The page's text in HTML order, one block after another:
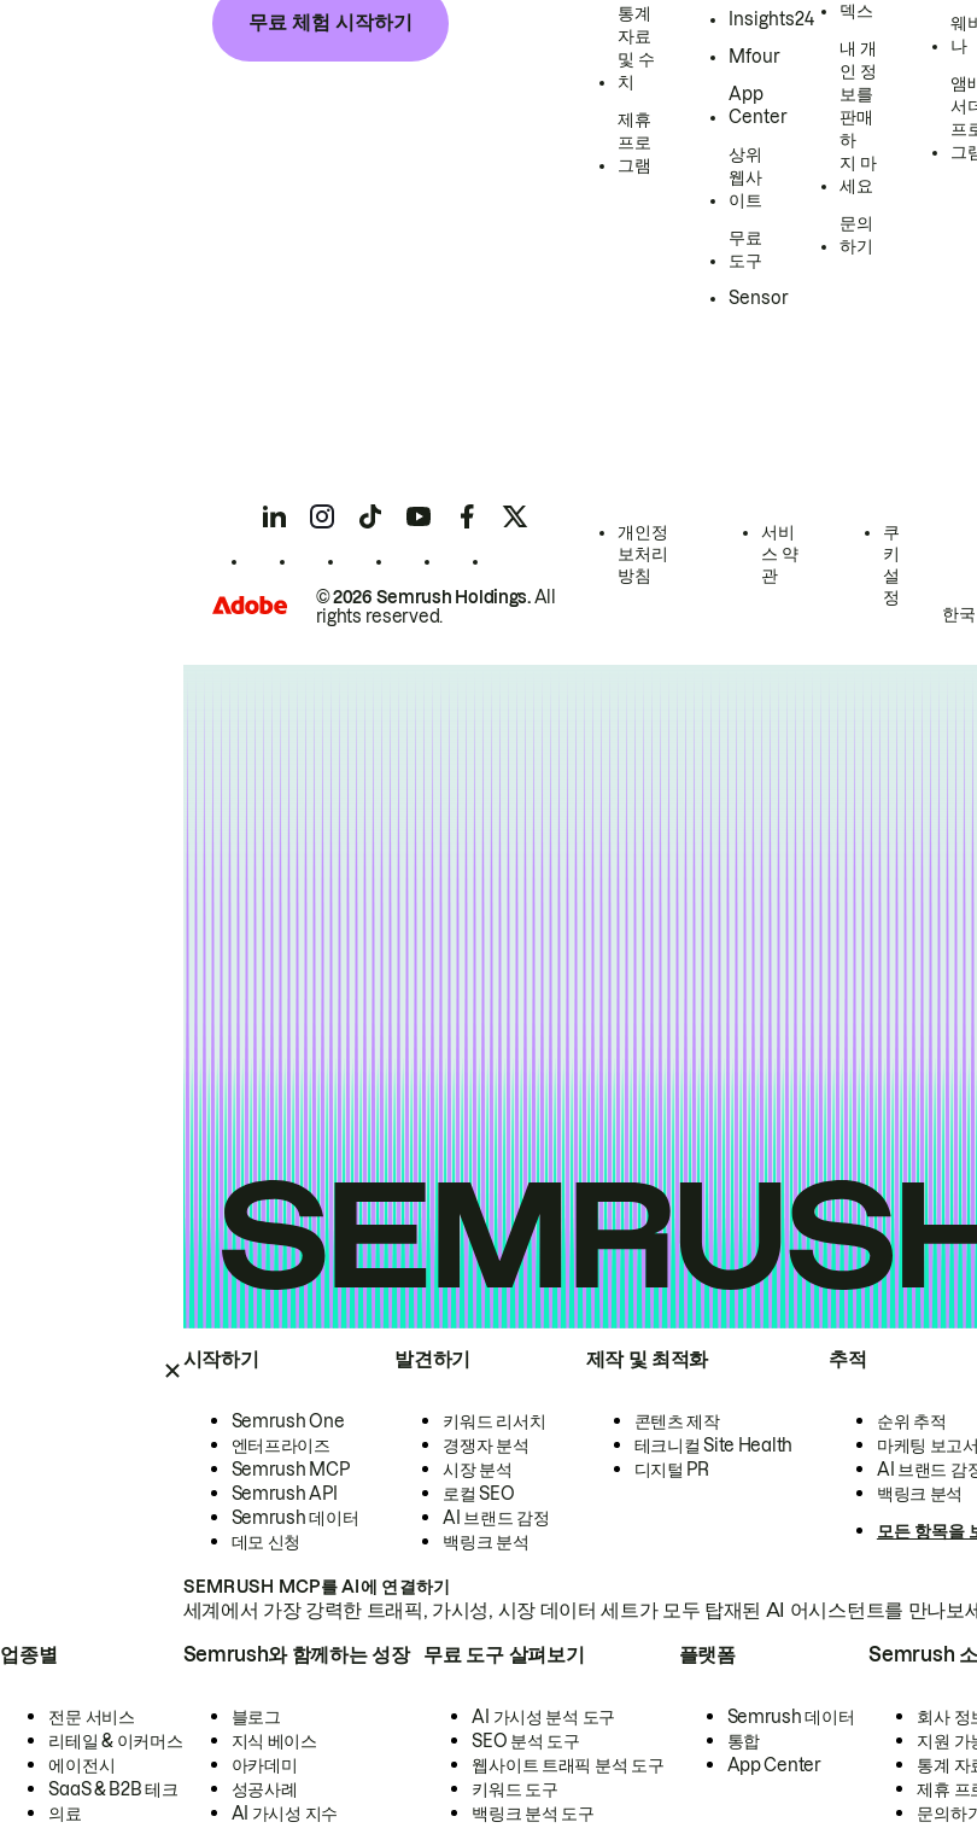
시작하기
Semrush One
엔터프라이즈
Semrush MCP
Semrush API
Semrush 데이터
데모 신청
발견하기
키워드 리서치
경쟁자 분석
시장 분석
로컬 SEO
AI 브랜드 감정
백링크 분석
제작 및 최적화
콘텐츠 제작
테크니컬 Site Health
디지털 PR
추적
순위 추적
마케팅 보고
AI 브랜드 감
백링크 분석
모든 항목을
SEMRUSH MCP를 AI에 연결하기
세계에서 가장 강력한 트래픽, 가시성, 시장 데이터 세트가 모두 탑재된 AI 어시스턴트를 만나보
업종별
전문 서비스
리테일 & 이커머스
에이전시
SaaS & B2B 테크
의료
Semrush와 함께하는 성장
블로그
지식 베이스
아카데미
성공사례
AI 가시성 지수
무료 도구 살펴보기
AI 가시성 분석 도구
SEO 분석 도구
웹사이트 트래픽 분석 도구
키워드 도구
백링크 분석 도구
플랫폼
Semrush 데이터
통합
App Center
Semrush
회사 정
지원 가
통계 자
제휴 프
문의하
무료 체험 시작하기
통계
자료
및 수
치
제휴
프로
그램
Insights24
Mfour
App
Center
상위
웹사
이트
무료
도구
Sensor
덱스
내 개
인 정
보를
판매
하
지 마
세요
문의
하기
웨
나
앰
서
프
그
© 2026 Semrush Holdings.All
rights reserved.
개인정
보처리
방침
서비
스 약
관
쿠
키
설
정
한